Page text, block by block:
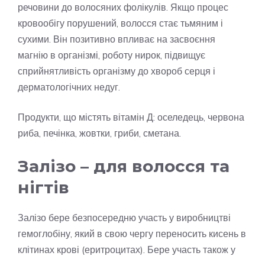
речовини до волосяних фолікулів. Якщо процес
кровообігу порушений, волосся стає тьмяним і
сухими. Він позитивно впливає на засвоєння
магнію в організмі, роботу нирок, підвищує
сприйнятливість організму до хвороб серця і
дерматологічних недуг.
Продукти, що містять вітамін Д: оселедець, червона
риба, печінка, жовтки, гриби, сметана.
Залізо – для волосся та
нігтів
Залізо бере безпосередню участь у виробництві
гемоглобіну, який в свою чергу переносить кисень в
клітинах крові (еритроцитах). Бере участь також у